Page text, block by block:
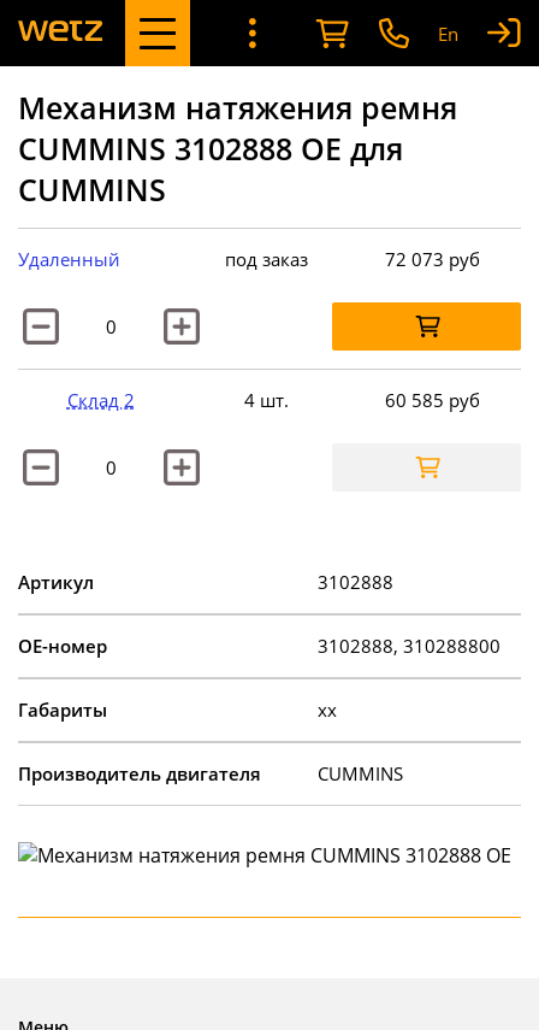
En
Механизм натяжения ремня
CUMMINS 3102888 OE для
CUMMINS
Удаленный под заказ 72 073 руб
Склад 2 4 шт. 60 585 руб
Артикул 3102888
OE-номер 3102888, 310288800
Габариты xx
Производитель двигателя CUMMINS